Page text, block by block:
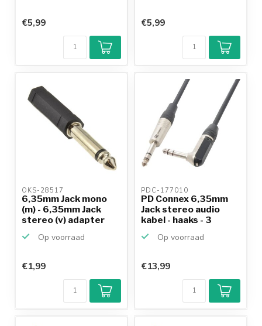
€5,99 €5,99
OKS-28517
6,35mm Jack mono
(m) - 6,35mm Jack
stereo (v) adapter
Op voorraad
€1,99
PDC-177010
PD Connex 6,35mm
Jack stereo audio
kabel - haaks - 3
Op voorraad
€13,99